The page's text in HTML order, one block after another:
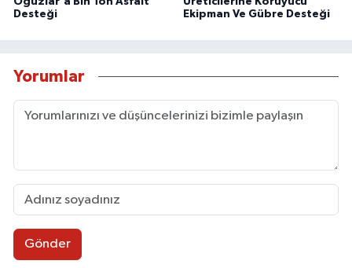
Desteği
Ekipman Ve Gübre Desteği
Yorumlar
Gönder